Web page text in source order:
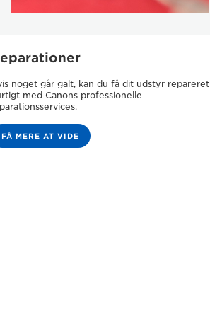
noget går galt, kan du få dit udstyr repareret
med Canons professionelle
FÅ MERE AT VIDE